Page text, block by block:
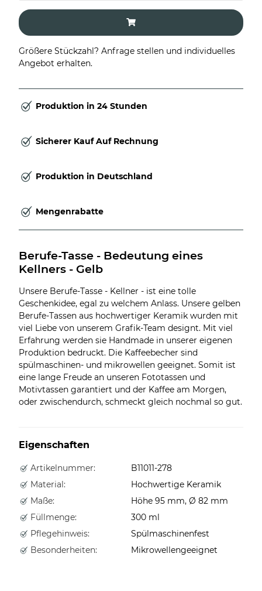
Größere Stückzahl? Anfrage stellen und individuelles
Angebot erhalten.
Produktion in 24 Stunden
Sicherer Kauf Auf Rechnung
Produktion in Deutschland
Mengenrabatte
Berufe-Tasse - Bedeutung eines
Kellners - Gelb
Unsere Berufe-Tasse - Kellner - ist eine tolle
Geschenkidee, egal zu welchem Anlass. Unsere gelben
Berufe-Tassen aus hochwertiger Keramik wurden mit
viel Liebe von unserem Grafik-Team designt. Mit viel
Erfahrung werden sie Handmade in unserer eigenen
Produktion bedruckt. Die Kaffeebecher sind
spülmaschinen- und mikrowellen geeignet. Somit ist
eine lange Freude an unseren Fototassen und
Motivtassen garantiert und der Kaffee am Morgen,
oder zwischendurch, schmeckt gleich nochmal so gut.
Eigenschaften
Artikelnummer:
B11011-278
Material:
Hochwertige Keramik
Maße:
Höhe 95 mm, Ø 82 mm
Füllmenge:
300 ml
Pflegehinweis:
Spülmaschinenfest
Besonderheiten:
Mikrowellengeeignet